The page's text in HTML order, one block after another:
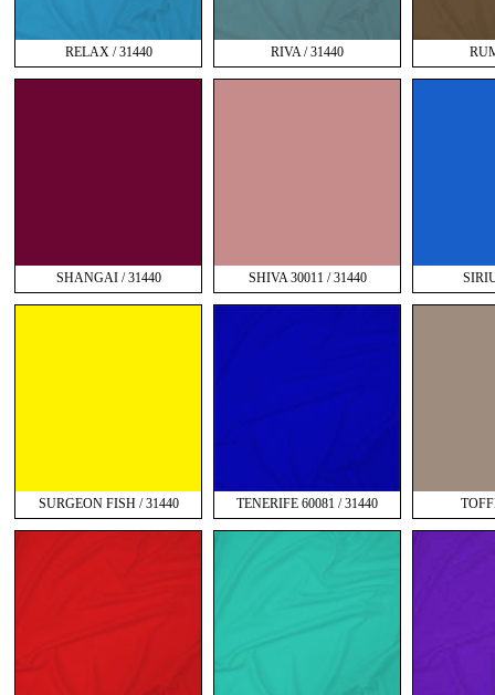
RELAX / 31440 RIVA / 31440
SHANGAI / 31440 SHIVA 30011 / 31440
SURGEON FISH / 31440 TENERIFE 60081 / 31440